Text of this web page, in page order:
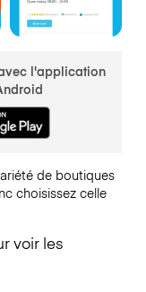
l'application
de boutiques
choisissez celle
voir les